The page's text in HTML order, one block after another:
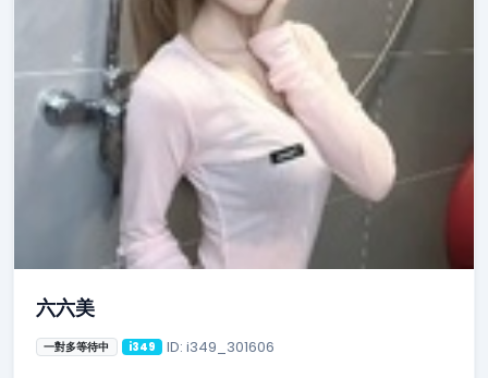
六六美
一對多等待中 i349 ID: i349_301606